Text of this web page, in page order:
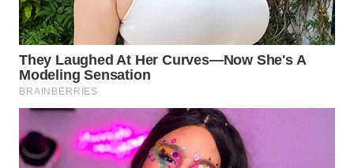
Media
Group
WAHANA
NEWS
WAHANA
TANI